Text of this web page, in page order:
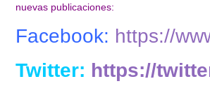
nuevas publicaciones:
Facebook: https://
Twitter: https://